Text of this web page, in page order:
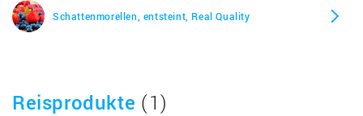
Schattenmorellen, entsteint, Real Quality
Reisprodukte (1)